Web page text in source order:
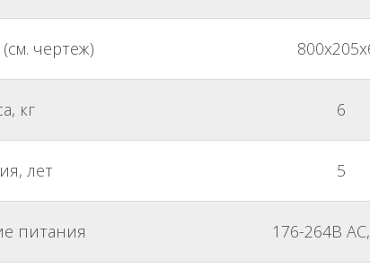
чертеж)
кг 6
лет 5
питания 176-264В